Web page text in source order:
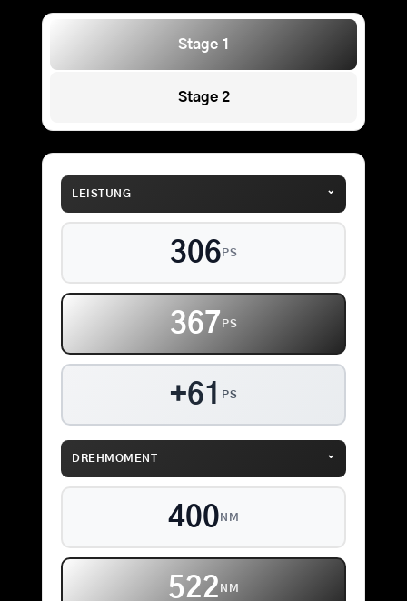
Stage 1
Stage 2
LEISTUNG ⌄
306 PS
367 PS
+61 PS
DREHMOMENT ⌄
400 NM
522 NM